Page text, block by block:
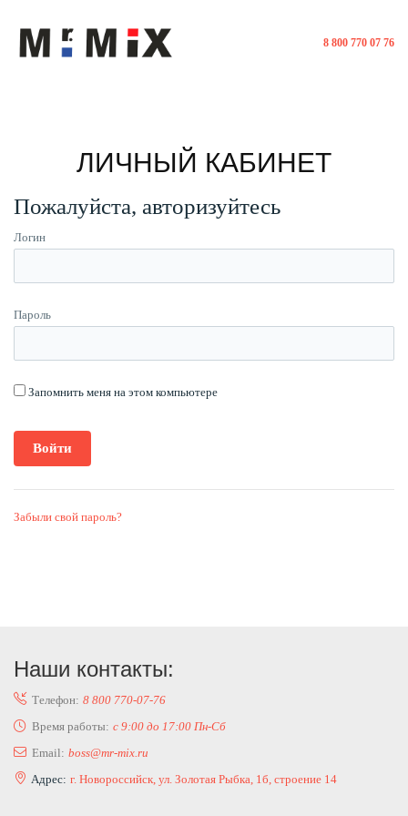
8 800 770 07 76
ЛИЧНЫЙ КАБИНЕТ
Пожалуйста, авторизуйтесь
Логин
Пароль
Запомнить меня на этом компьютере
Забыли свой пароль?
Наши контакты:
Телефон: 8 800 770-07-76
Время работы: с 9:00 до 17:00 Пн-Сб
Email: boss@mr-mix.ru
Адрес: г. Новороссийск, ул. Золотая Рыбка, 1б, строение 14